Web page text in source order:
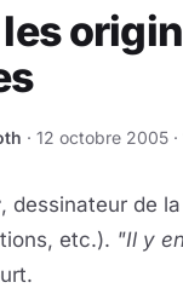
· 12 octobre 2005
, dessinateur de
etc.). "Il y